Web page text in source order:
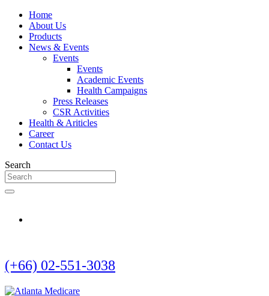
Home
About Us
Products
News & Events
Events
Events
Academic Events
Health Campaigns
Press Releases
CSR Activities
Health & Ariticles
Career
Contact Us
Search
(+66) 02-551-3038